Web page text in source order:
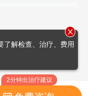
2分钟出治疗建议
了解检查、治疗、费用